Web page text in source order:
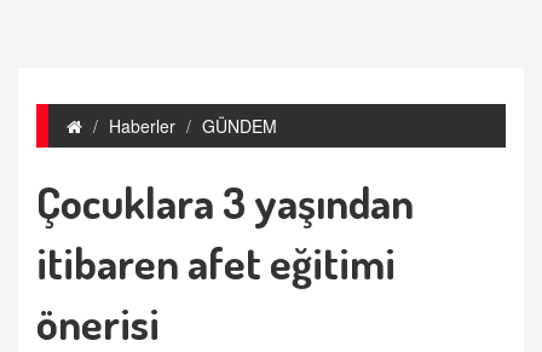
Haberler GÜNDEM
Çocuklara 3 yaşından
itibaren afet eğitimi
önerisi